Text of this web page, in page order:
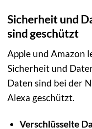
Sicherheit und
sind geschützt
Apple und Amazon
Sicherheit und
Daten sind bei der
Alexa geschützt.
Verschlüsselte